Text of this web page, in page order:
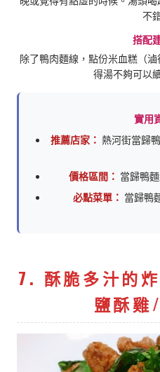
不
搭配
除了鴨肉麵線，點份米血糕（
得湯不夠可以
實用
推薦店家： 熱河街當歸
價格區間： 當歸鴨
必點菜單： 當歸鴨
7. 酥脆多汁的
鹽酥雞